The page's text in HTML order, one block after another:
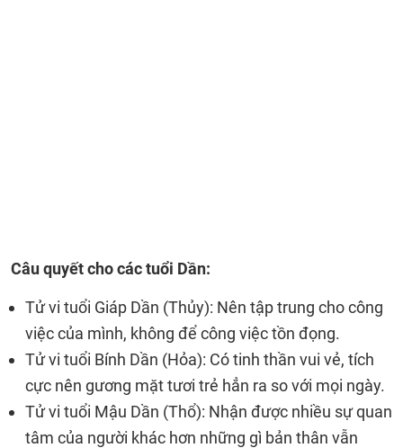
Câu quyết cho các tuổi Dần:
Tử vi tuổi Giáp Dần (Thủy): Nên tập trung cho công
việc của mình, không để công việc tồn đọng.
Tử vi tuổi Bính Dần (Hỏa): Có tinh thần vui vẻ, tích
cực nên gương mặt tươi trẻ hẳn ra so với mọi ngày.
Tử vi tuổi Mậu Dần (Thổ): Nhận được nhiều sự quan
tâm của người khác hơn những gì bản thân vẫn